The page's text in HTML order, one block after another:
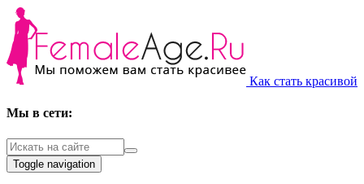
Как стать красивой
Мы в сети:
Toggle navigation